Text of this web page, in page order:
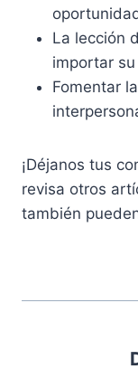
La lección
importar
Fomentar
¡Déjanos tus
revisa otros
también